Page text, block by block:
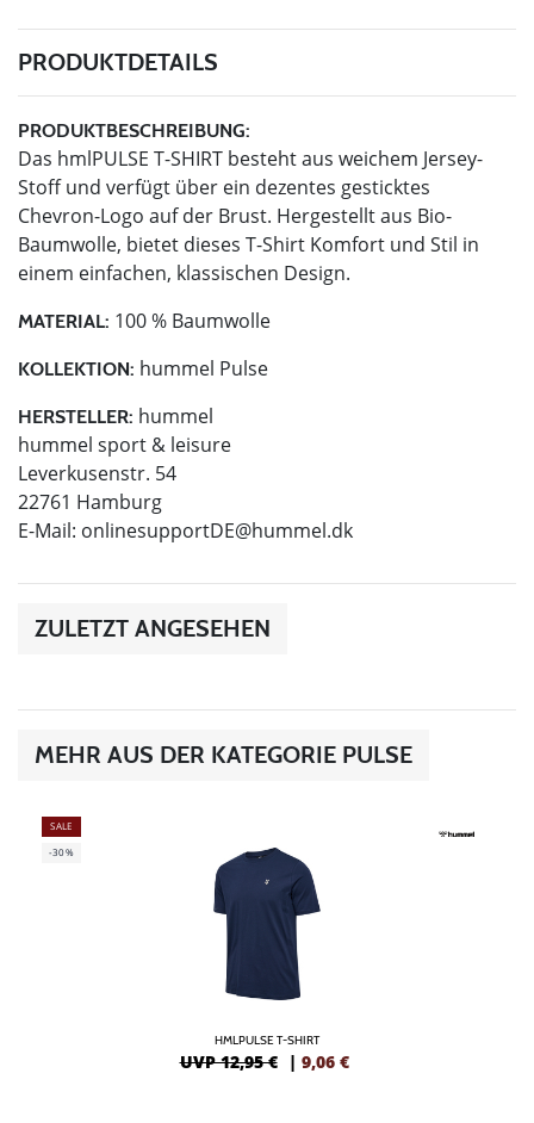
PRODUKTDETAILS
PRODUKTBESCHREIBUNG:
Das hmlPULSE T-SHIRT besteht aus weichem Jersey-
Stoff und verfügt über ein dezentes gesticktes
Chevron-Logo auf der Brust. Hergestellt aus Bio-
Baumwolle, bietet dieses T-Shirt Komfort und Stil in
einem einfachen, klassischen Design.
MATERIAL: 100 % Baumwolle
KOLLEKTION: hummel Pulse
HERSTELLER: hummel
hummel sport & leisure
Leverkusenstr. 54
22761 Hamburg
E-Mail: onlinesupportDE@hummel.dk
ZULETZT ANGESEHEN
MEHR AUS DER KATEGORIE PULSE
SALE
-30%
HMLPULSE T-SHIRT
UVP 12,95 € | 9,06 €